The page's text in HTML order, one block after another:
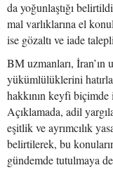
da yoğunlaştığı
mal varlıklarına el
ise gözaltı ve iade
BM uzmanları, İran’ın
yükümlülüklerini
hakkının keyfi
Açıklamada, adil
eşitlik ve ayrımcılık
belirtilerek, bu
gündemde tutulmaya